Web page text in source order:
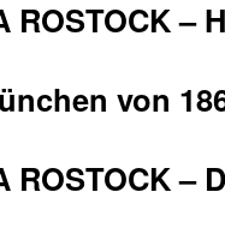
ROSTOCK –
von
ROSTOCK –